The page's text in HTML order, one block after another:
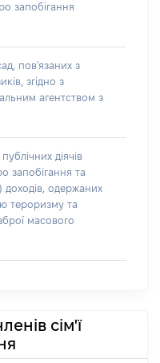
запобігання
пов'язаних з
згідно з
агентством з
діячів
запобігання та
доходів, одержаних
тероризму та
масового
сім'ї